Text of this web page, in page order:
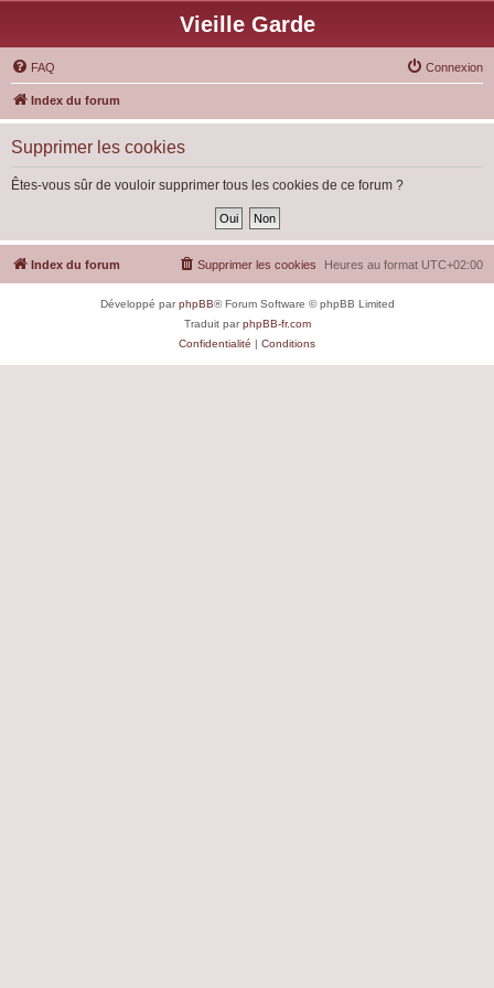
Vieille Garde
FAQ Connexion
Index du forum
Supprimer les cookies
Êtes-vous sûr de vouloir supprimer tous les cookies de ce forum ?
Index du forum Heures au format UTC+02:00
Supprimer les cookies
Développé parphpBB® Forum Software © phpBB Limited
Traduit parphpBB-fr.com
Confidentialité | Conditions